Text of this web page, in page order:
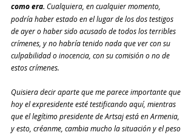
como era. Cualquiera, en cualquier momento,
podría haber estado en el lugar de los dos testigos
de ayer o haber sido acusado de todos los terribles
crímenes, y no habría tenido nada que ver con su
culpabilidad o inocencia, con su comisión o no de
estos crímenes.
Quisiera decir aparte que me parece importante que
hoy el expresidente esté testificando aquí, mientras
que el legítimo presidente de Artsaj está en Armenia,
y esto, créanme, cambia mucho la situación y el peso